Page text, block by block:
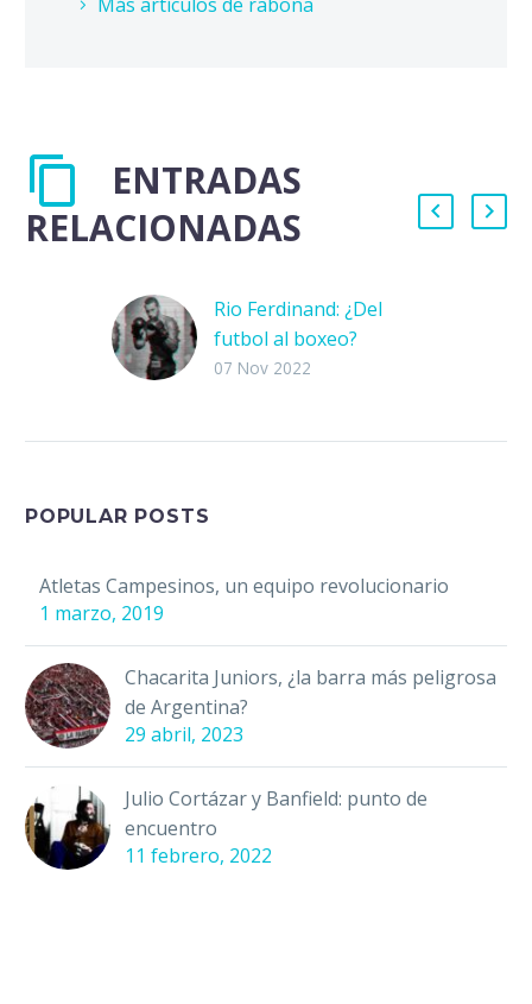
ENTRADAS
RELACIONADAS
Rio Ferdinand: ¿Del
futbol al boxeo?
Rio Ferdinand es una
07 Nov 2022
POPULAR POSTS
Atletas Campesinos, un equipo revolucionario
1 marzo, 2019
Chacarita Juniors, ¿la barra más peligrosa
de Argentina?
29 abril, 2023
Julio Cortázar y Banfield: punto de
encuentro
11 febrero, 2022